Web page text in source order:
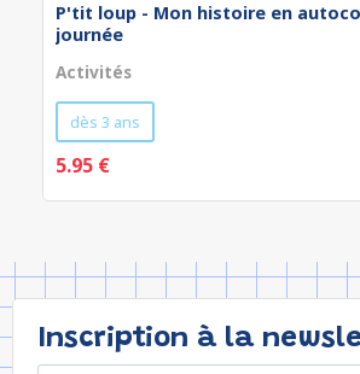
P'tit loup - Mon histoire en
journée
Activités
dès 3 ans
5.95 €
Inscription à la